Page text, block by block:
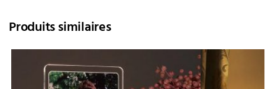
Produits similaires